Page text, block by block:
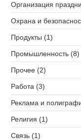
Организация
Охрана и
Продукты (1)
Промышленность (8)
Прочее (2)
Работа (3)
Реклама и
Религия (1)
Связь (1)